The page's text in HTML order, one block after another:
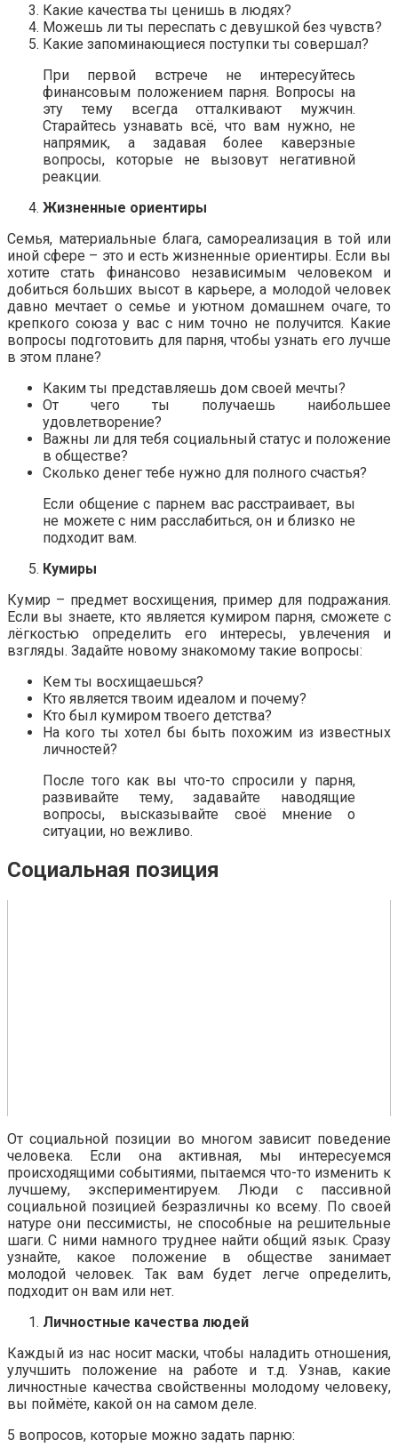
Какие качества ты ценишь в людях?
Можешь ли ты переспать с девушкой без чувств?
Какие запоминающиеся поступки ты совершал?
При первой встрече не интересуйтесь
финансовым положением парня. Вопросы на
эту тему всегда отталкивают мужчин.
Старайтесь узнавать всё, что вам нужно, не
напрямик, а задавая более каверзные
вопросы, которые не вызовут негативной
реакции.
Жизненные ориентиры
Семья, материальные блага, самореализация в той или
иной сфере – это и есть жизненные ориентиры. Если вы
хотите стать финансово независимым человеком и
добиться больших высот в карьере, а молодой человек
давно мечтает о семье и уютном домашнем очаге, то
крепкого союза у вас с ним точно не получится. Какие
вопросы подготовить для парня, чтобы узнать его лучше
в этом плане?
Каким ты представляешь дом своей мечты?
От чего ты получаешь наибольшее
удовлетворение?
Важны ли для тебя социальный статус и положение
в обществе?
Сколько денег тебе нужно для полного счастья?
Если общение с парнем вас расстраивает, вы
не можете с ним расслабиться, он и близко не
подходит вам.
Кумиры
Кумир – предмет восхищения, пример для подражания.
Если вы знаете, кто является кумиром парня, сможете с
лёгкостью определить его интересы, увлечения и
взгляды. Задайте новому знакомому такие вопросы:
Кем ты восхищаешься?
Кто является твоим идеалом и почему?
Кто был кумиром твоего детства?
На кого ты хотел бы быть похожим из известных
личностей?
После того как вы что-то спросили у парня,
развивайте тему, задавайте наводящие
вопросы, высказывайте своё мнение о
ситуации, но вежливо.
Социальная позиция
От социальной позиции во многом зависит поведение
человека. Если она активная, мы интересуемся
происходящими событиями, пытаемся что-то изменить к
лучшему, экспериментируем. Люди с пассивной
социальной позицией безразличны ко всему. По своей
натуре они пессимисты, не способные на решительные
шаги. С ними намного труднее найти общий язык. Сразу
узнайте, какое положение в обществе занимает
молодой человек. Так вам будет легче определить,
подходит он вам или нет.
Личностные качества людей
Каждый из нас носит маски, чтобы наладить отношения,
улучшить положение на работе и т.д. Узнав, какие
личностные качества свойственны молодому человеку,
вы поймёте, какой он на самом деле.
5 вопросов, которые можно задать парню: